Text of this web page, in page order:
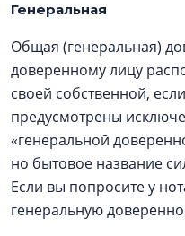
Генеральная
Общая (генеральная)
доверенному лицу
своей собственной,
предусмотрены
«генеральной
но бытовое название
Если вы попросите у
генеральную